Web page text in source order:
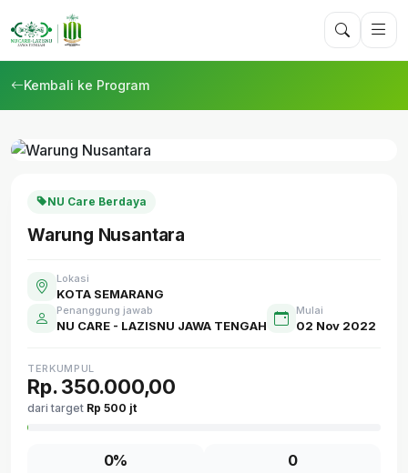
Kembali ke Program
NU Care Berdaya
Warung Nusantara
Lokasi
KOTA SEMARANG
Penanggung jawab
NU CARE - LAZISNU JAWA TENGAH
Mulai
02 Nov 2022
TERKUMPUL
Rp. 350.000,00
dari target Rp 500 jt
0% 0